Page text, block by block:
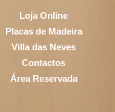
Loja Online
Placas de Madeira
Villa das Neves
Contactos
Área Reservada